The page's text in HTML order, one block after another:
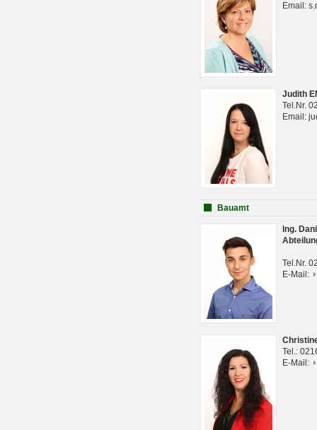
Email:
Judith
Tel.Nr.
Email:
Bauamt
Ing.
Tel.Nr.
E-Mail:
Tel.:
E-Mail: